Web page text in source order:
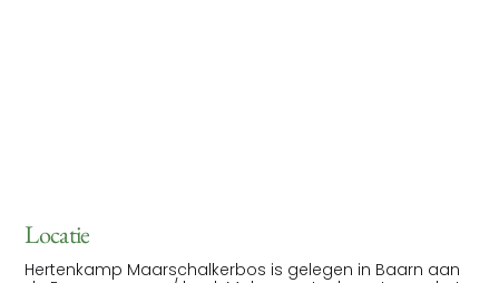
Locatie
Hertenkamp Maarschalkerbos is gelegen in Baarn aan